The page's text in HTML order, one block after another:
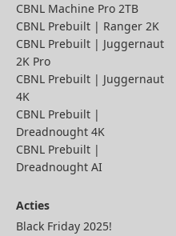
CBNL Machine Pro 2TB
CBNL Prebuilt | Ranger 2K
CBNL Prebuilt | Juggernaut
2K Pro
CBNL Prebuilt | Juggernaut
4K
CBNL Prebuilt |
Dreadnought 4K
CBNL Prebuilt |
Dreadnought AI
Acties
Black Friday 2025!